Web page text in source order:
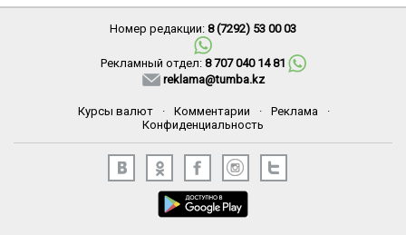
Номер редакции: 8 (7292) 53 00 03
Рекламный отдел: 8 707 040 14 81
reklama@tumba.kz
Курсы валют · Комментарии · Реклама
·
Конфиденциальность